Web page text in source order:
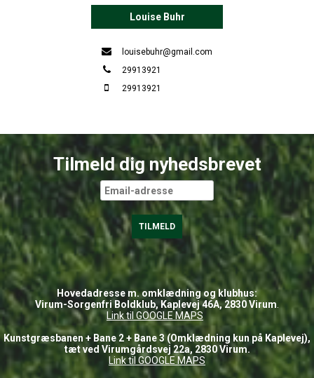
Louise Buhr
louisebuhr@gmail.com
29913921
29913921
Tilmeld dig nyhedsbrevet
Hovedadresse m. omklædning og klubhus:
Virum-Sorgenfri Boldklub, Kaplevej 46A, 2830 Virum
Link til GOOGLE MAPS
Kunstgræsbanen + Bane 2 + Bane 3 (Omklædning kun på Kaplevej),
tæt ved Virumgårdsvej 22a, 2830 Virum.
Link til GOOGLE MAPS